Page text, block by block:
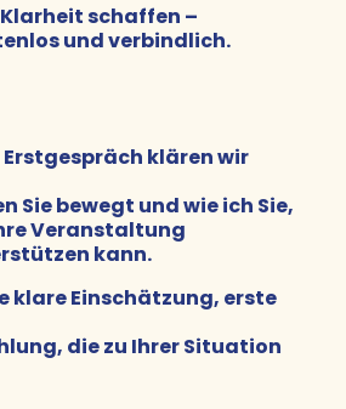
schaffen –
und verbindlich.
Erstgespräch klären wir
Sie bewegt und wie ich Sie,
Veranstaltung
kann.
klare Einschätzung, erste
die zu Ihrer Situation